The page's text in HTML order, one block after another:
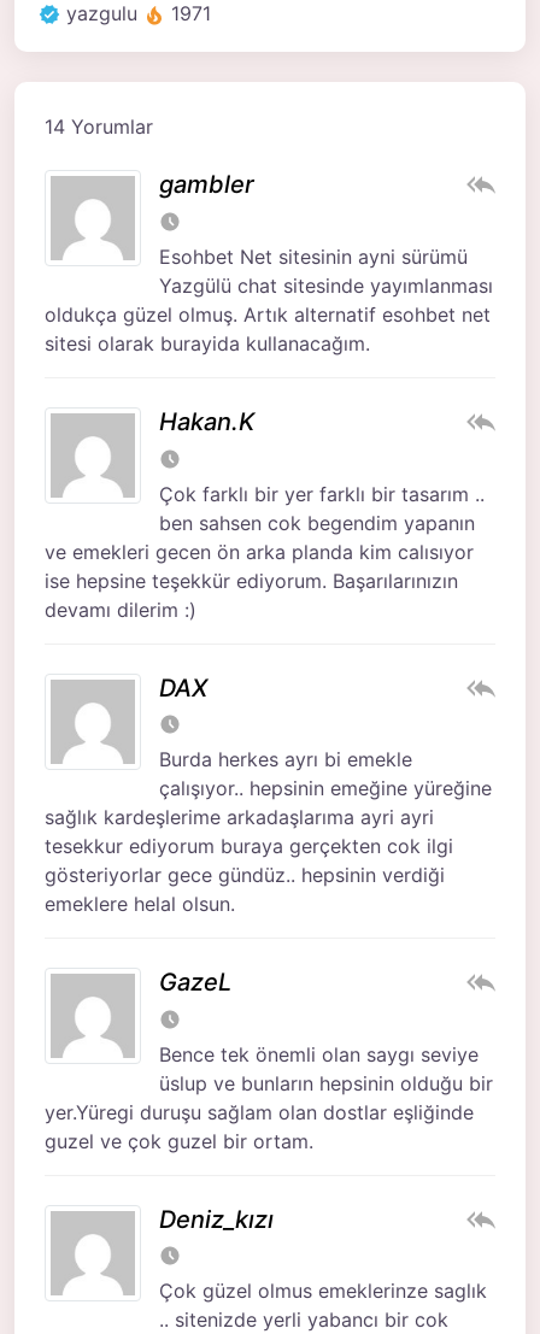
yazgulu
1971
14 Yorumlar
gambler
Esohbet Net sitesinin ayni sürümü
Yazgülü chat sitesinde yayımlanması
oldukça güzel olmuş. Artık alternatif esohbet net
sitesi olarak burayida kullanacağım.
Hakan.K
Çok farklı bir yer farklı bir tasarım ..
ben sahsen cok begendim yapanın
ve emekleri gecen ön arka planda kim calısıyor
ise hepsine teşekkür ediyorum. Başarılarınızın
devamı dilerim :)
DAX
Burda herkes ayrı bi emekle
çalışıyor.. hepsinin emeğine yüreğine
sağlık kardeşlerime arkadaşlarıma ayri ayri
tesekkur ediyorum buraya gerçekten cok ilgi
gösteriyorlar gece gündüz.. hepsinin verdiği
emeklere helal olsun.
GazeL
Bence tek önemli olan saygı seviye
üslup ve bunların hepsinin olduğu bir
yer.Yüregi duruşu sağlam olan dostlar eşliğinde
guzel ve çok guzel bir ortam.
Deniz_kızı
Çok güzel olmus emeklerinze saglık
.. sitenizde yerli yabancı bir cok